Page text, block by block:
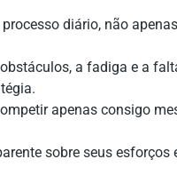
processo diário, não
a fadiga e a
apenas consigo
sobre seus